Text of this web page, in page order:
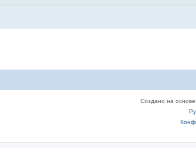
Создано на основе